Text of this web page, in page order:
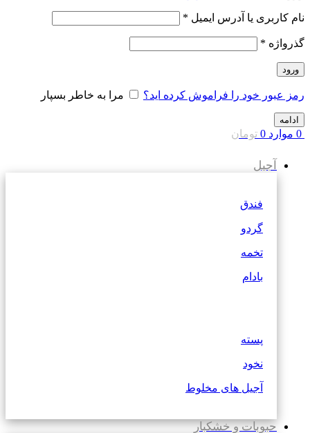
نام کاربری یا آدرس ایمیل *
گذرواژه *
ورود
رمز عبور خود را فراموش کرده اید؟ مرا به خاطر بسپار
ادامه
0 موارد 0 تومان
آجیل
فندق
گردو
تخمه
بادام
پسته
نخود
آجیل های مخلوط
حبوبات و خشکبار